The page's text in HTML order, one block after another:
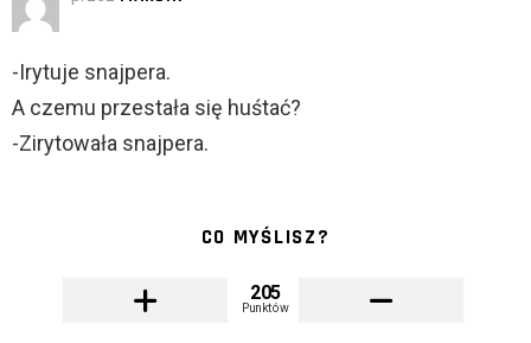
-Irytuje snajpera.
A czemu przestała się huśtać?
-Zirytowała snajpera.
CO MYŚLISZ?
205
Punktów